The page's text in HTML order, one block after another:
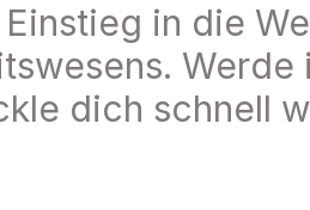
in die
dich schnell